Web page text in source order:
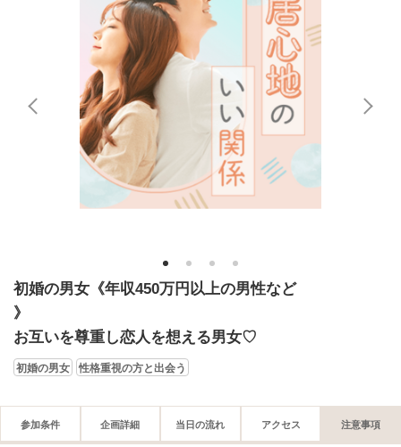
1 2 3 4
初婚の男女《年収450万円以上の男性など
》
お互いを尊重し恋人を想える男女♡
初婚の男女 性格重視の方と出会う
参加条件 企画詳細 当日の流れ アクセス 注意事項